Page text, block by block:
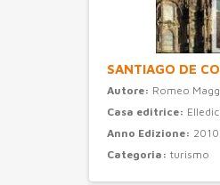
SANTIAGO DE
Autore: Romeo
Casa editrice: Elledici
Anno Edizione: 2010
Categoria: turismo